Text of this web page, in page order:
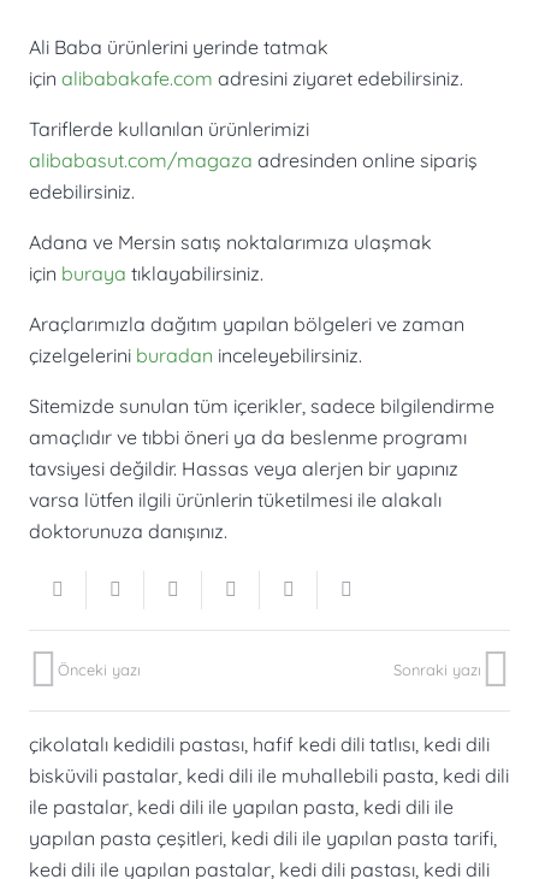
Ali Baba ürünlerini yerinde tatmak
için alibabakafe.com adresini ziyaret edebilirsiniz.
Tariflerde kullanılan ürünlerimizi
alibabasut.com/magaza adresinden online sipariş
edebilirsiniz.
Adana ve Mersin satış noktalarımıza ulaşmak
için buraya tıklayabilirsiniz.
Araçlarımızla dağıtım yapılan bölgeleri ve zaman
çizelgelerini buradan inceleyebilirsiniz.
Sitemizde sunulan tüm içerikler, sadece bilgilendirme
amaçlıdır ve tıbbi öneri ya da beslenme programı
tavsiyesi değildir. Hassas veya alerjen bir yapınız
varsa lütfen ilgili ürünlerin tüketilmesi ile alakalı
doktorunuza danışınız.
Önceki yazı Sonraki yazı
çikolatalı kedidili pastası, hafif kedi dili tatlısı, kedi dili
bisküvili pastalar, kedi dili ile muhallebili pasta, kedi dili
ile pastalar, kedi dili ile yapılan pasta, kedi dili ile
yapılan pasta çeşitleri, kedi dili ile yapılan pasta tarifi,
kedi dili ile yapılan pastalar, kedi dili pastası, kedi dili